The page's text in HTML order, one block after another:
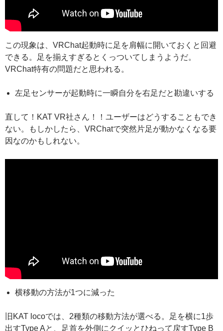
この現象は、VRChat起動時に足を肩幅に開いておくと回避
できる。足を揃えすぎるとくっついてしまうようだ。
VRChat特有の問題だと思われる。
左足センサーが起動時に一瞬自分を右足だと勘違いする
直して！KAT VR社さん！！ユーザーはどうすることもでき
ない。もしかしたら、VRChatで突然片足が動かなくなる要
因なのかもしれない。
横移動の方法が1つに減った
旧KAT locoでは、2種類の移動方法が選べる。足を横に1歩
出すType Aと、足首を外側にクイッとひねって戻すType B